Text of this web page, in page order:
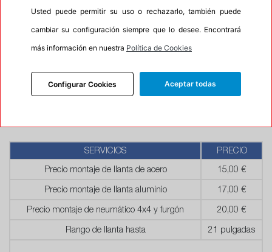
escoge uno de ellos como dirección entrega esta
acción lleva implícita el servicio de montaje de sus
neumáticos. En caso contrario su pedido no podrá
SERVICIOS PRECIO
Precio montaje de llanta de acero 15,00 €
Precio montaje de llanta aluminio 17,00 €
Precio montaje de neumático 4x4 y furgón 20,00 €
Rango de llanta hasta 21 pulgadas
Usted puede permitir su uso o rechazarlo, también puede
cambiar su configuración siempre que lo desee. Encontrará
más información en nuestra Política de Cookies
Configurar Cookies Aceptar todas